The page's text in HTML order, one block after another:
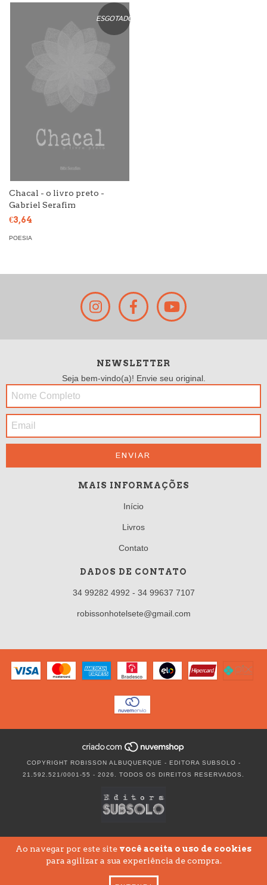
Ao navegar por este site você aceita o uso de cookies
para agilizar a sua experiência de compra.
ESGOTADO
Chacal - o livro preto -
Gabriel Serafim
€3,64
POESIA
NEWSLETTER
Seja bem-vindo(a)! Envie seu original.
MAIS INFORMAÇÕES
Início
Livros
Contato
DADOS DE CONTATO
34 99282 4992 - 34 99637 7107
robissonhotelsete@gmail.com
COPYRIGHT ROBISSON ALBUQUERQUE - EDITORA SUBSOLO -
21.592.521/0001-55 - 2026. TODOS OS DIREITOS RESERVADOS.